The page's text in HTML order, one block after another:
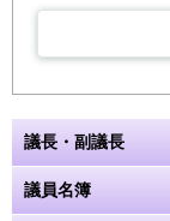
議長・副議長
議員名簿